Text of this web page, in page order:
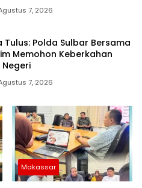
7, 2026
Tulus: Polda Sulbar Bersama
Memohon Keberkahan
7, 2026
Makassar